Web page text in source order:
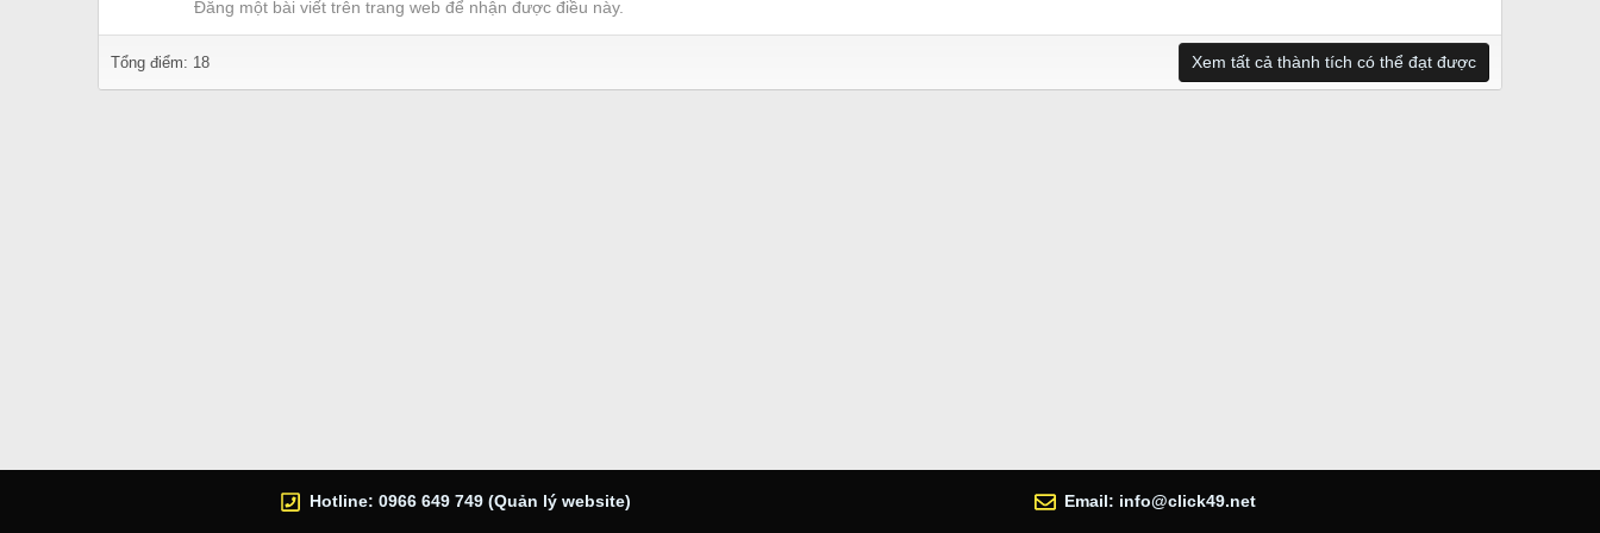
Đăng một bài viết trên trang web để nhận được điều này.
Tổng điểm: 18 Xem tất cả thành tích có thể đạt được
Hotline: 0966 649 749 (Quản lý website) Email: info@click49.net